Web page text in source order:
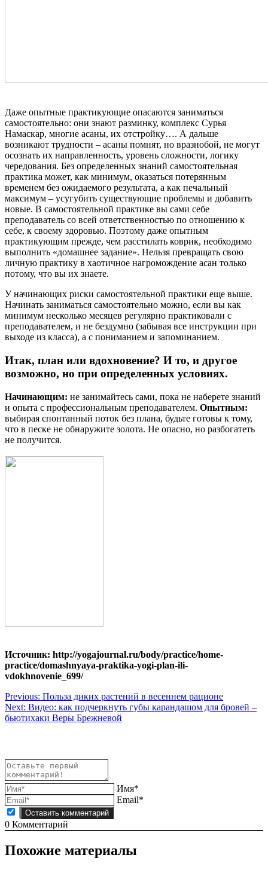
Даже опытные практикующие опасаются заниматься
самостоятельно: они знают разминку, комплекс Сурья
Намаскар, многие асаны, их отстройку…. А дальше
возникают трудности – асаны помнят, но вразнобой, не могут
осознать их направленность, уровень сложности, логику
чередования. Без определенных знаний самостоятельная
практика может, как минимум, оказаться потерянным
временем без ожидаемого результата, а как печальный
максимум – усугубить существующие проблемы и добавить
новые. В самостоятельной практике вы сами себе
преподаватель со всей ответственностью по отношению к
себе, к своему здоровью. Поэтому даже опытным
практикующим прежде, чем расстилать коврик, необходимо
выполнить «домашнее задание». Нельзя превращать свою
личную практику в хаотичное нагромождение асан только
потому, что вы их знаете.
У начинающих риски самостоятельной практики еще выше.
Начинать заниматься самостоятельно можно, если вы как
минимум несколько месяцев регулярно практиковали с
преподавателем, и не бездумно (забывая все инструкции при
выходе из класса), а с пониманием и запоминанием.
Итак, план или вдохновение? И то, и другое
возможно, но при определенных условиях.
Начинающим: не занимайтесь сами, пока не наберете знаний
и опыта с профессиональным преподавателем. Опытным:
выбирая спонтанный поток без плана, будьте готовы к тому,
что в песке не обнаружите золота. Не опасно, но разбогатеть
не получится.
Источник: http://yogajournal.ru/body/practice/home-
practice/domashnyaya-praktika-yogi-plan-ili-
vdokhnovenie_699/
Навигация
по
Previous: Польза диких растений в весеннем рационе
Next: Видео: как подчеркнуть губы карандашом для бровей –
бьютихаки Веры Брежневой
Имя*
Email*
0 Комментарий
Похожие материалы